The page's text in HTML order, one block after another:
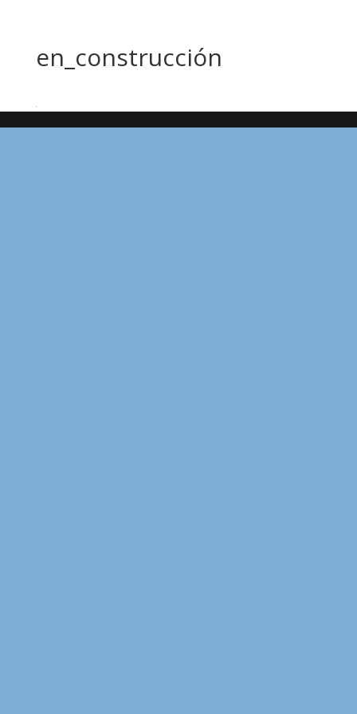
en_construcción